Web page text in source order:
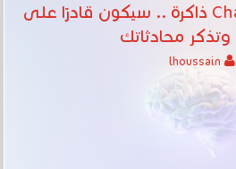
سيكون لدى ChatGPT ذاكرة .. سيكون قادرًا على
محادثاتك